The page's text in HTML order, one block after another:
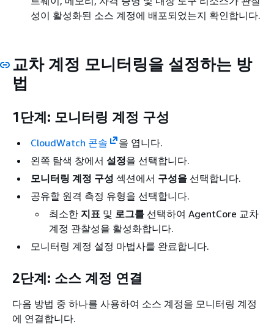
성이 활성화된 소스 계정에 배포되었는지 확인합니다.
교차 계정 모니터링을 설정하는 방
법
1단계: 모니터링 계정 구성
CloudWatch 콘솔
을 엽니다.
왼쪽 탐색 창에서 설정을 선택합니다.
모니터링 계정 구성 섹션에서 구성을 선택합니다.
공유할 원격 측정 유형을 선택합니다.
최소한 지표 및 로그를 선택하여 AgentCore 교차
계정 관찰성을 활성화합니다.
모니터링 계정 설정 마법사를 완료합니다.
2단계: 소스 계정 연결
다음 방법 중 하나를 사용하여 소스 계정을 모니터링 계정
에 연결합니다.